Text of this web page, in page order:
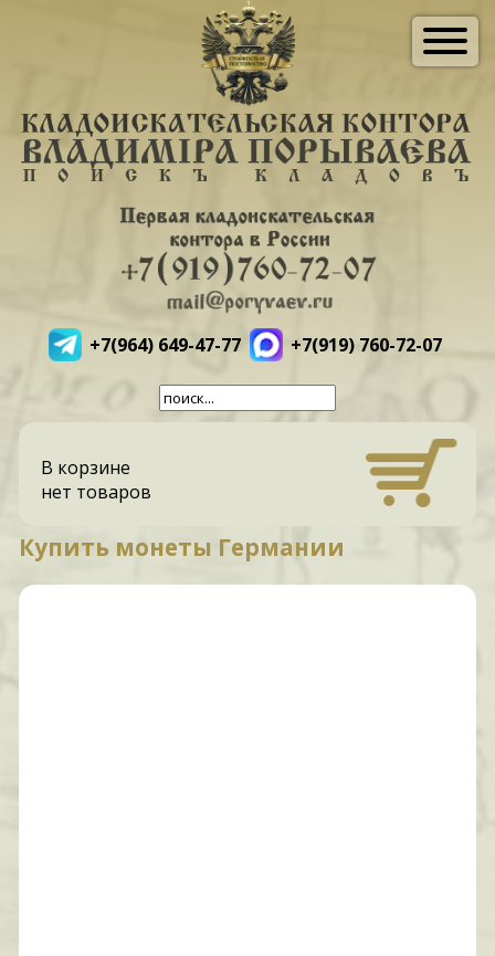
+7(964) 649-47-77 +7(919) 760-72-07
В корзине
нет товаров
Купить монеты Германии